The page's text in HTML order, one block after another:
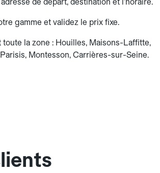
gamme et validez le prix fixe.
la zone : Houilles, Maisons-Laffitte,
Montesson, Carrières-sur-Seine.